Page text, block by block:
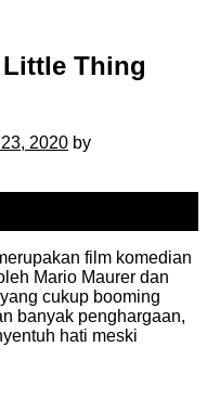
Little Thing
2020 by
film komedian
Mario Maurer dan
cukup booming
banyak penghargaan,
hati meski